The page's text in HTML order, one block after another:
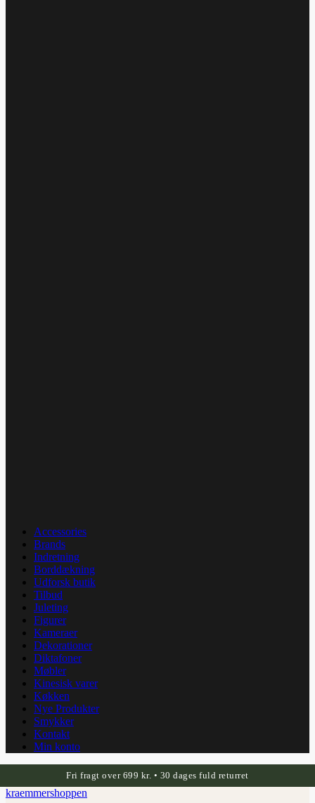
Accessories
Brands
Indretning
Borddækning
Udforsk butik
Tilbud
Juleting
Figurer
Kameraer
Dekorationer
Diktafoner
Møbler
Kinesisk varer
Køkken
Nye Produkter
Smykker
Kontakt
Min konto
Fri fragt over 699 kr. • 30 dages fuld returret
kraemmershoppen